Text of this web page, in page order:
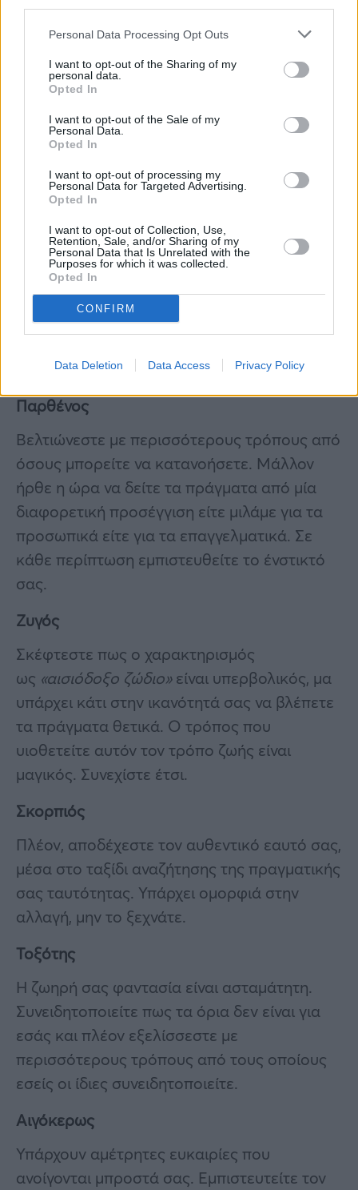
Personal Data Processing Opt Outs
I want to opt-out of the Sharing of my
personal data.
Opted In
I want to opt-out of the Sale of my
Personal Data.
Opted In
I want to opt-out of processing my
Personal Data for Targeted Advertising.
Opted In
I want to opt-out of Collection, Use,
Retention, Sale, and/or Sharing of my
Personal Data that Is Unrelated with the
Purposes for which it was collected.
Opted In
CONFIRM
Data Deletion Data Access Privacy Policy
Παρθένος
Βελτιώνεστε με περισσότερους τρόπους από
όσους μπορείτε να κατανοήσετε. Μάλλον
ήρθε η ώρα να δείτε τα πράγματα από μία
διαφορετική προσέγγιση είτε μιλάμε για τα
προσωπικά είτε για τα επαγγελματικά. Σε
κάθε περίπτωση εμπιστευθείτε το ένστικτό
σας.
Ζυγός
Σκέφτεστε πως ο χαρακτηρισμός
ως «αισιόδοξο ζώδιο»είναι υπερβολικός, μα
υπάρχει κάτι στην ικανότητά σας να βλέπετε
τα πράγματα θετικά. Ο τρόπος που
υιοθετείτε αυτόν τον τρόπο ζωής είναι
μαγικός. Συνεχίστε έτσι.
Σκορπιός
Πλέον, αποδέχεστε τον αυθεντικό εαυτό σας,
μέσα στο ταξίδι αναζήτησης της πραγματικής
σας ταυτότητας. Υπάρχει ομορφιά στην
αλλαγή, μην το ξεχνάτε.
Τοξότης
Η ζωηρή σας φαντασία είναι ασταμάτητη.
Συνειδητοποιείτε πως τα όρια δεν είναι για
εσάς και πλέον εξελίσσεστε με
περισσότερους τρόπους από τους οποίους
εσείς οι ίδιες συνειδητοποιείτε.
Αιγόκερως
Υπάρχουν αμέτρητες ευκαιρίες που
ανοίγονται μπροστά σας. Εμπιστευτείτε τον